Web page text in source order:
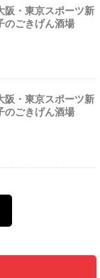
阪・東京スポーツ新
のごきげん酒場
阪・東京スポーツ新
のごきげん酒場